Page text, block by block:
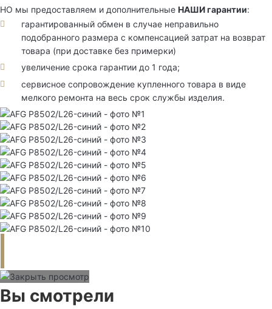
НО мы предоставляем и дополнительные НАШИ гарантии:
гарантированный обмен в случае неправильно
подобранного размера с компенсацией затрат на возврат
товара (при доставке без примерки)
увеличение срока гарантии до 1 года;
сервисное сопровождение купленного товара в виде
мелкого ремонта на весь срок службы изделия.
Вы смотрели